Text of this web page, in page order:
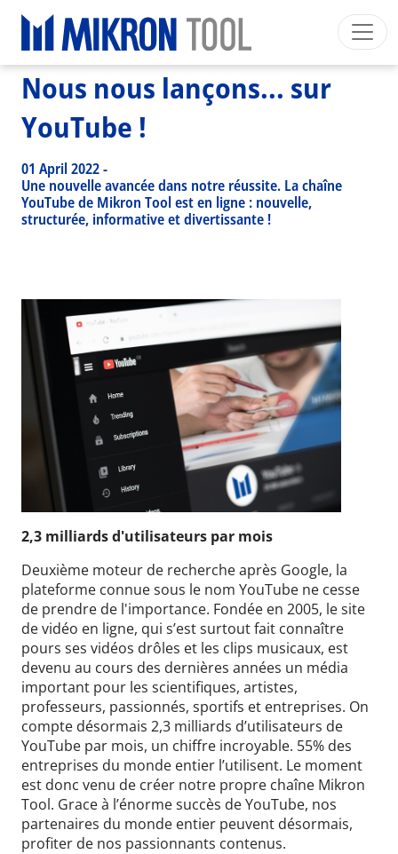
Mikron Group Automation Machining
Français Mon Compte Download
Main navigation
PRODUITS
SERVICES
Breadcrumb
HOME > NEWS EVENTS > NEWS > NOUS NOUS LANÇONS... SUR YOUTUBE !
Nous nous lançons... sur
YouTube !
01 April 2022-
Une nouvelle avancée dans notre réussite. La chaîne
YouTube de Mikron Tool est en ligne : nouvelle,
structurée, informative et divertissante !
2,3 milliards d'utilisateurs par mois
Deuxième moteur de recherche après Google, la
plateforme connue sous le nom YouTube ne cesse
de prendre de l'importance. Fondée en 2005, le site
de vidéo en ligne, qui s’est surtout fait connaître
pours ses vidéos drôles et les clips musicaux, est
devenu au cours des dernières années un média
important pour les scientifiques, artistes,
professeurs, passionnés, sportifs et entreprises. On
compte désormais 2,3 milliards d’utilisateurs de
YouTube par mois, un chiffre incroyable. 55% des
entreprises du monde entier l’utilisent. Le moment
est donc venu de créer notre propre chaîne Mikron
Tool. Grace à l’énorme succès de YouTube, nos
partenaires du monde entier peuvent désormais,
profiter de nos passionnants contenus.